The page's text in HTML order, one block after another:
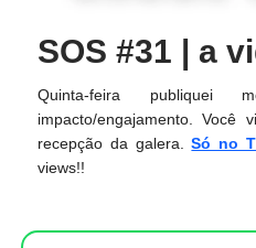
SOS #31 | a
Quinta-feira
impacto/engajamento.
recepção da galera.Só no
views!!